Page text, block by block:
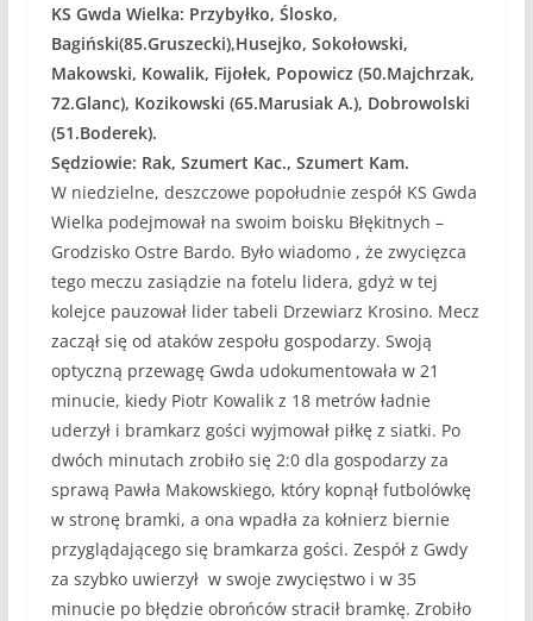
KS Gwda Wielka: Przybyłko, Ślosko,
Bagiński(85.Gruszecki),Husejko, Sokołowski,
Makowski, Kowalik, Fijołek, Popowicz (50.Majchrzak,
72.Glanc), Kozikowski (65.Marusiak A.), Dobrowolski
(51.Boderek).
Sędziowie: Rak, Szumert Kac., Szumert Kam.
W niedzielne, deszczowe popołudnie zespół KS Gwda
Wielka podejmował na swoim boisku Błękitnych –
Grodzisko Ostre Bardo. Było wiadomo , że zwycięzca
tego meczu zasiądzie na fotelu lidera, gdyż w tej
kolejce pauzował lider tabeli Drzewiarz Krosino. Mecz
zaczął się od ataków zespołu gospodarzy. Swoją
optyczną przewagę Gwda udokumentowała w 21
minucie, kiedy Piotr Kowalik z 18 metrów ładnie
uderzył i bramkarz gości wyjmował piłkę z siatki. Po
dwóch minutach zrobiło się 2:0 dla gospodarzy za
sprawą Pawła Makowskiego, który kopnął futbolówkę
w stronę bramki, a ona wpadła za kołnierz biernie
przyglądającego się bramkarza gości. Zespół z Gwdy
za szybko uwierzył w swoje zwycięstwo i w 35
minucie po błędzie obrońców stracił bramkę. Zrobiło